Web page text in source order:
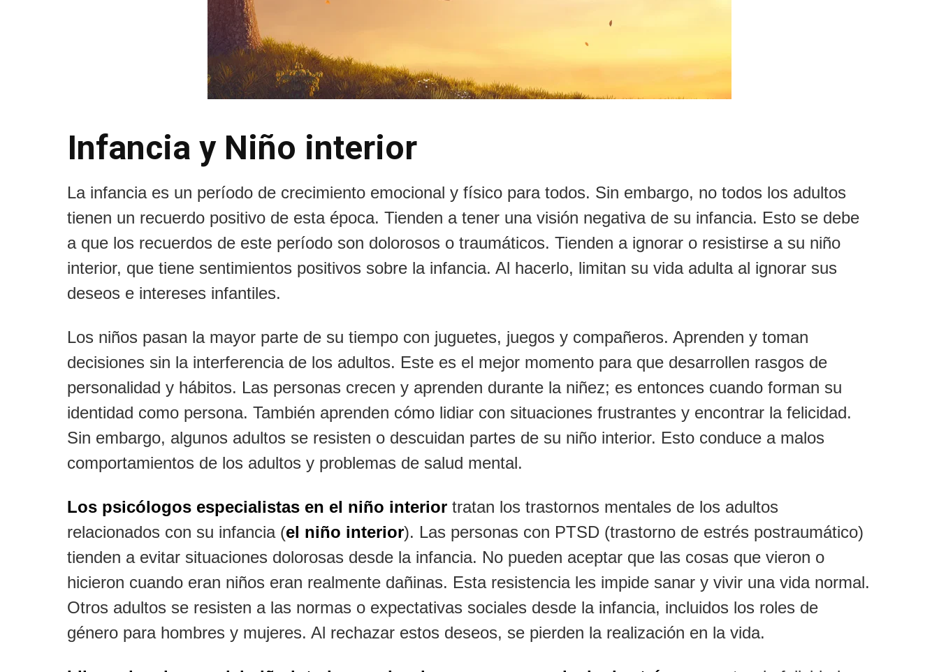
Infancia y Niño interior
La infancia es un período de crecimiento emocional y físico para todos. Sin embargo, no todos los adultos
tienen un recuerdo positivo de esta época. Tienden a tener una visión negativa de su infancia. Esto se debe
a que los recuerdos de este período son dolorosos o traumáticos. Tienden a ignorar o resistirse a su niño
interior, que tiene sentimientos positivos sobre la infancia. Al hacerlo, limitan su vida adulta al ignorar sus
deseos e intereses infantiles.
Los niños pasan la mayor parte de su tiempo con juguetes, juegos y compañeros. Aprenden y toman
decisiones sin la interferencia de los adultos. Este es el mejor momento para que desarrollen rasgos de
personalidad y hábitos. Las personas crecen y aprenden durante la niñez; es entonces cuando forman su
identidad como persona. También aprenden cómo lidiar con situaciones frustrantes y encontrar la felicidad.
Sin embargo, algunos adultos se resisten o descuidan partes de su niño interior. Esto conduce a malos
comportamientos de los adultos y problemas de salud mental.
Los psicólogos especialistas en el niño interior tratan los trastornos mentales de los adultos
relacionados con su infancia (el niño interior). Las personas con PTSD (trastorno de estrés postraumático)
tienden a evitar situaciones dolorosas desde la infancia. No pueden aceptar que las cosas que vieron o
hicieron cuando eran niños eran realmente dañinas. Esta resistencia les impide sanar y vivir una vida normal.
Otros adultos se resisten a las normas o expectativas sociales desde la infancia, incluidos los roles de
género para hombres y mujeres. Al rechazar estos deseos, se pierden la realización en la vida.